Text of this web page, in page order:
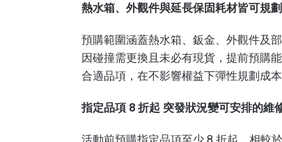
熱水箱、外觀件與延長保固耗材皆可規劃
預購範圍涵蓋熱水箱、鈑金、外觀件及
因碰撞需更換且未必有現貨，提前預購
合適品項，在不影響權益下彈性規劃成本
指定品項 8 折起 突發狀況變可安排的維